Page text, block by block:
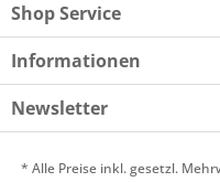
Shop Service
Informationen
Newsletter
* Alle Preise inkl. gesetzl.